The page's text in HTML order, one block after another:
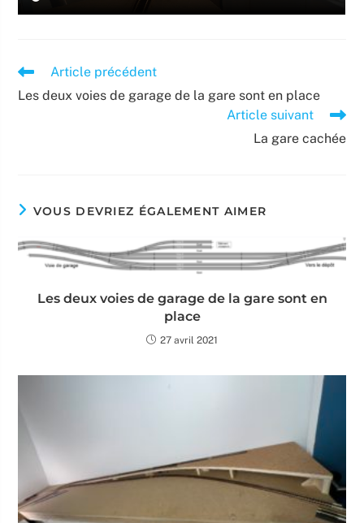
Read
articles
Article précédent
Les deux voies de garage de la gare sont en place
Article suivant
La gare cachée
VOUS DEVRIEZ ÉGALEMENT AIMER
Les deux voies de garage de la gare sont en
place
27 avril 2021